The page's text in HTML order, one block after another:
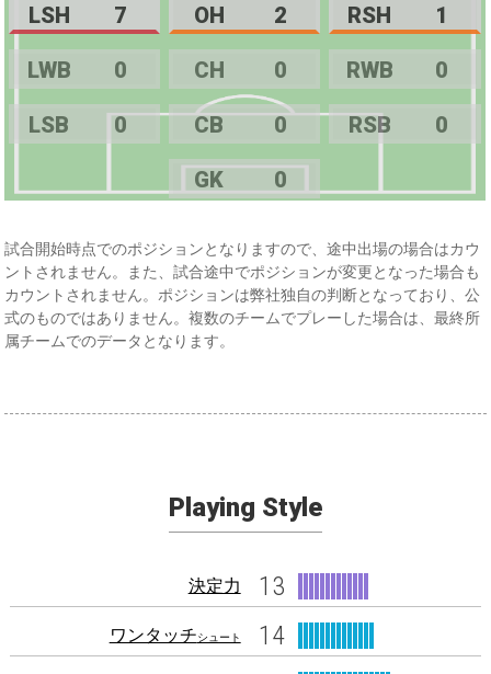
LSH 7 OH 2 RSH 1
LWB 0 CH 0 RWB 0
LSB 0 CB 0 RSB 0
GK 0
試合開始時点でのポジションとなりますので、途中出場の場合はカウ
ントされません。また、試合途中でポジションが変更となった場合も
カウントされません。ポジションは弊社独自の判断となっており、公
式のものではありません。複数のチームでプレーした場合は、最終所
属チームでのデータとなります。
Playing Style
決定力 13
ワンタッチシュート 14